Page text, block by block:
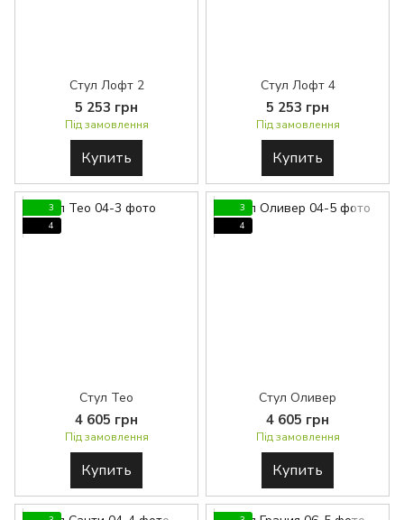
Стул Лофт 2
5 253 грн
Під замовлення
Купить
Стул Лофт 4
5 253 грн
Під замовлення
Купить
3
4
Стул Тео
4 605 грн
Під замовлення
Купить
3
4
Стул Оливер
4 605 грн
Під замовлення
Купить